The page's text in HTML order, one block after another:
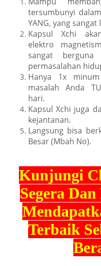
tersumbunyi
YANG, yang
Kapsul Xchi
elektro
sangat berguna
permasalahan
Hanya 1x
masalah Anda
hari.
Kapsul Xchi juga
kejantanan.
Langsung bisa
Besar (Mbah No).
Kunjungi
Segera
Terbaik